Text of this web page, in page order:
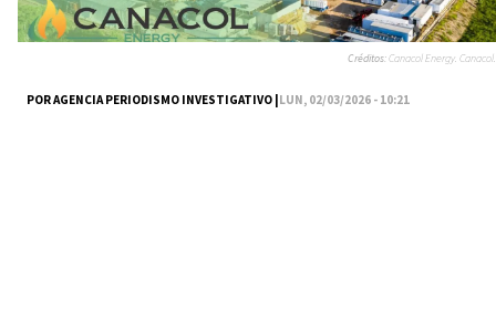
POR AGENCIA PERIODISMO INVESTIGATIVO |LUN, 02/03/2026 - 10:21
Créditos:Canacol Energy. Canacol.